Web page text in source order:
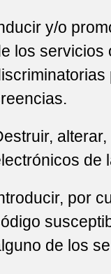
y/o
los servicios
de
por
de los